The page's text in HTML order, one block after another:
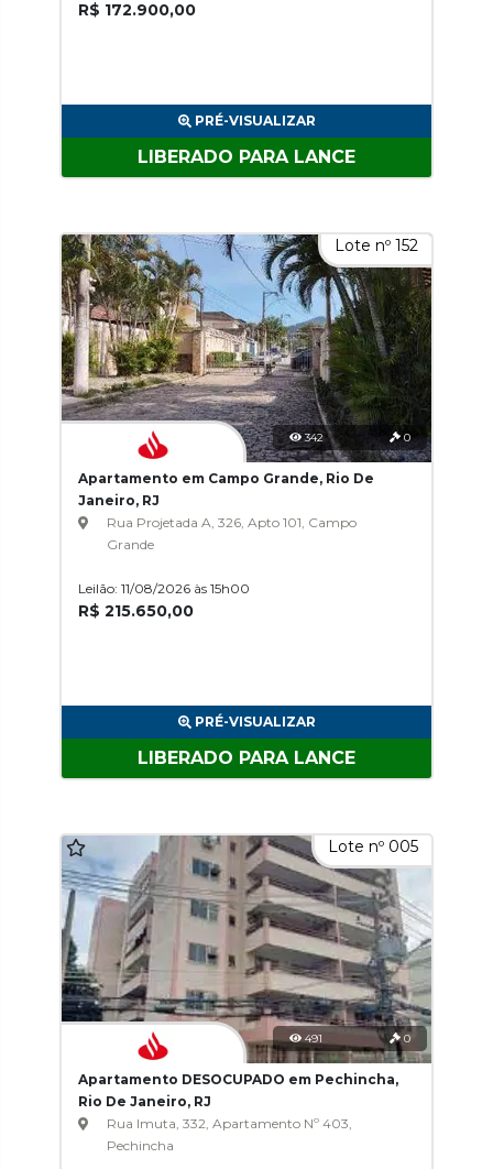
R$ 172.900,00
PRÉ-VISUALIZAR
LIBERADO PARA LANCE
Lote nº 152
342 0
Apartamento em Campo Grande, Rio De
Janeiro, RJ
Rua Projetada A, 326, Apto 101, Campo
Grande
Leilão: 11/08/2026 às 15h00
R$ 215.650,00
PRÉ-VISUALIZAR
LIBERADO PARA LANCE
Lote nº 005
491 0
Apartamento DESOCUPADO em Pechincha,
Rio De Janeiro, RJ
Rua Imuta, 332, Apartamento Nº 403,
Pechincha